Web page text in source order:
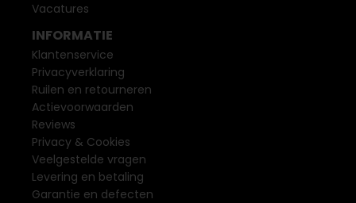
Vacatures
INFORMATIE
Klantenservice
Privacyverklaring
Ruilen en retourneren
Actievoorwaarden
Reviews
Privacy & Cookies
Veelgestelde vragen
Levering en betaling
Garantie en defecten